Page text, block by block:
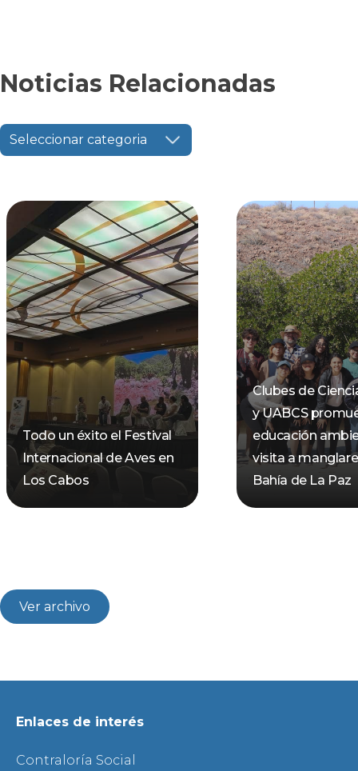
Noticias Relacionadas
Seleccionar categoria
Todo un éxito el Festival
Internacional de Aves en
Los Cabos
Clubes de
y UABCS
educación
visita a
Bahía de La Paz
Ver archivo
Enlaces de interés
Contraloría Social